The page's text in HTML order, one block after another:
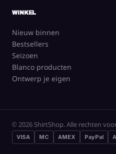
WINKEL
Nieuw binnen
Bestsellers
Seizoen
Blanco producten
Ontwerp je eigen
© 2026 ShirtShop. Alle rechten
VISA MC AMEX PayPal